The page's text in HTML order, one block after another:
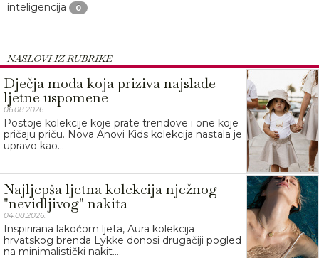
inteligencija
0
NASLOVI IZ RUBRIKE
Dječja moda koja priziva najslađe
ljetne uspomene
06.08.2026.
Postoje kolekcije koje prate trendove i one koje
pričaju priču. Nova Anovi Kids kolekcija nastala je
upravo kao...
Najljepša ljetna kolekcija nježnog
"nevidljivog" nakita
04.08.2026.
Inspirirana lakoćom ljeta, Aura kolekcija
hrvatskog brenda Lykke donosi drugačiji pogled
na minimalistički nakit....